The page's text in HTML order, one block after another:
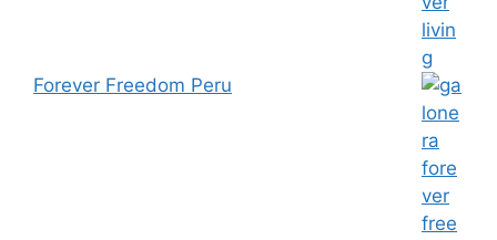
Forever Freedom Peru